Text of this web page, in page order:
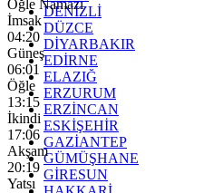
DENİZLİ
DÜZCE
DİYARBAKIR
EDİRNE
ELAZIĞ
ERZURUM
ERZİNCAN
ESKİŞEHİR
GAZİANTEP
GÜMÜŞHANE
GİRESUN
Öğle Namazı
İmsak
04:20
Güneş
06:01
Öğle
13:15
İkindi
17:06
Akşam
20:19
Yatsı